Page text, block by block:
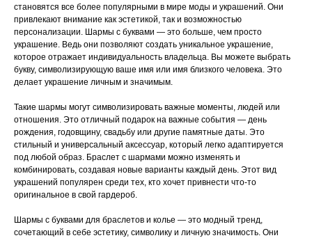
становятся все более популярными в мире моды и украшений. Они
привлекают внимание как эстетикой, так и возможностью
персонализации. Шармы с буквами — это больше, чем просто
украшение. Ведь они позволяют создать уникальное украшение,
которое отражает индивидуальность владельца. Вы можете выбрать
букву, символизирующую ваше имя или имя близкого человека. Это
делает украшение личным и значимым.
Такие шармы могут символизировать важные моменты, людей или
отношения. Это отличный подарок на важные события — день
рождения, годовщину, свадьбу или другие памятные даты. Это
стильный и универсальный аксессуар, который легко адаптируется
под любой образ. Браслет с шармами можно изменять и
комбинировать, создавая новые варианты каждый день. Этот вид
украшений популярен среди тех, кто хочет привнести что-то
оригинальное в свой гардероб.
Шармы с буквами для браслетов и колье — это модный тренд,
сочетающий в себе эстетику, символику и личную значимость. Они